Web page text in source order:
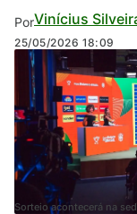
PorVinícius
25/05/2026 18:09
Sorteio acontecerá na